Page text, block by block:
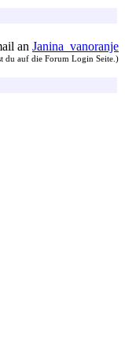
an Janina_vanoranje
du auf die Forum Login Seite.)